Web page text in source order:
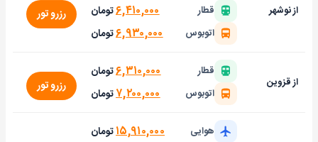
از نوشهر قطار ۶,۴۱۰,۰۰۰تومان
اتوبوس ۶,۹۳۰,۰۰۰تومان
رزرو تور
از قزوین
قطار ۶,۳۱۰,۰۰۰تومان
اتوبوس ۷,۲۰۰,۰۰۰تومان رزرو تور
هوایی ۱۵,۹۱۰,۰۰۰تومان